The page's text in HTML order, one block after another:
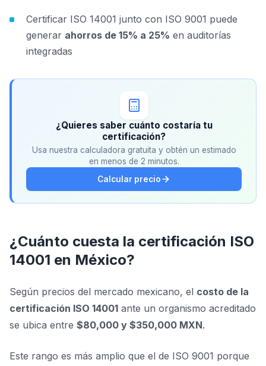
Certificar ISO 14001 junto con ISO 9001 puede
generar ahorros de 15% a 25% en auditorías
integradas
¿Quieres saber cuánto costaría tu
certificación?
Usa nuestra calculadora gratuita y obtén un estimado
en menos de 2 minutos.
Calcular precio
¿Cuánto cuesta la certificación ISO
14001 en México?
Según precios del mercado mexicano, el costo de la
certificación ISO 14001 ante un organismo acreditado
se ubica entre $80,000 y $350,000 MXN.
Este rango es más amplio que el de ISO 9001 porque